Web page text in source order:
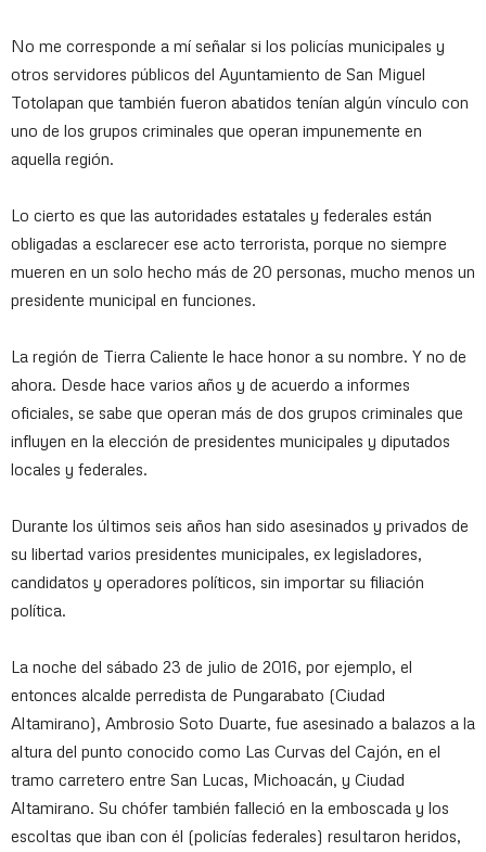
No me corresponde a mí señalar si los policías municipales y
otros servidores públicos del Ayuntamiento de San Miguel
Totolapan que también fueron abatidos tenían algún vínculo con
uno de los grupos criminales que operan impunemente en
aquella región.
Lo cierto es que las autoridades estatales y federales están
obligadas a esclarecer ese acto terrorista, porque no siempre
mueren en un solo hecho más de 20 personas, mucho menos un
presidente municipal en funciones.
La región de Tierra Caliente le hace honor a su nombre. Y no de
ahora. Desde hace varios años y de acuerdo a informes
oficiales, se sabe que operan más de dos grupos criminales que
influyen en la elección de presidentes municipales y diputados
locales y federales.
Durante los últimos seis años han sido asesinados y privados de
su libertad varios presidentes municipales, ex legisladores,
candidatos y operadores políticos, sin importar su filiación
política.
La noche del sábado 23 de julio de 2016, por ejemplo, el
entonces alcalde perredista de Pungarabato (Ciudad
Altamirano), Ambrosio Soto Duarte, fue asesinado a balazos a la
altura del punto conocido como Las Curvas del Cajón, en el
tramo carretero entre San Lucas, Michoacán, y Ciudad
Altamirano. Su chófer también falleció en la emboscada y los
escoltas que iban con él (policías federales) resultaron heridos,